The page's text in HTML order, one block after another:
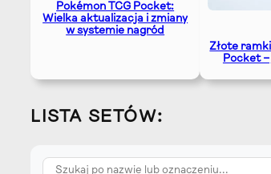
Pokémon TCG Pocket:
Wielka aktualizacja i zmiany
w systemie nagród
Złote
Pocket
LISTA SETÓW: